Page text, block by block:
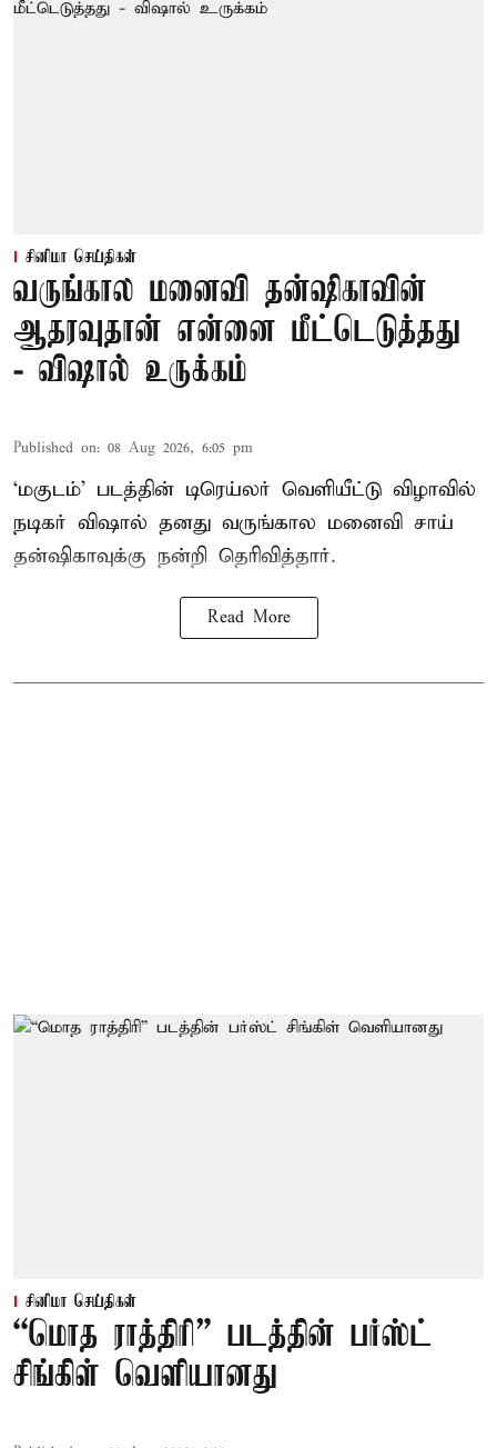
சினிமா செய்திகள்
வருங்கால மனைவி தன்ஷிகாவின்
ஆதரவுதான் என்னை மீட்டெடுத்தது
- விஷால் உருக்கம்
Published on: 08 Aug 2026, 6:05 pm
‘மகுடம்’ படத்தின் டிரெய்லர் வெளியீட்டு விழாவில்
நடிகர் விஷால் தனது வருங்கால மனைவி சாய்
தன்ஷிகாவுக்கு நன்றி தெரிவித்தார்.
Read More
சினிமா செய்திகள்
“மொத ராத்திரி” படத்தின் பர்ஸ்ட்
சிங்கிள் வெளியானது